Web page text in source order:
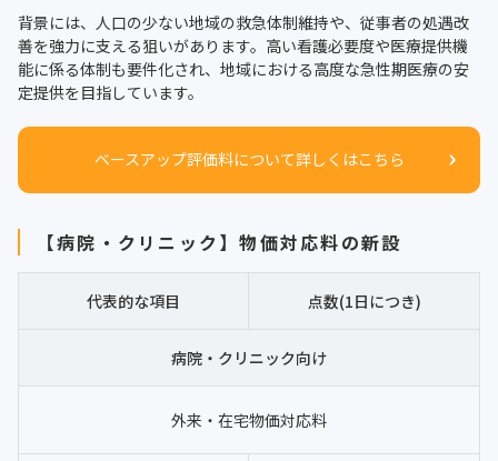
背景には、人口の少ない地域の救急体制維持や、従事者の処遇改
善を強力に支える狙いがあります。高い看護必要度や医療提供機
能に係る体制も要件化され、地域における高度な急性期医療の安
定提供を目指しています。
ベースアップ評価料について詳しくはこちら
【病院・クリニック】物価対応料の新設
代表的な項目 点数(1日につき)
病院・クリニック向け
外来・在宅物価対応料